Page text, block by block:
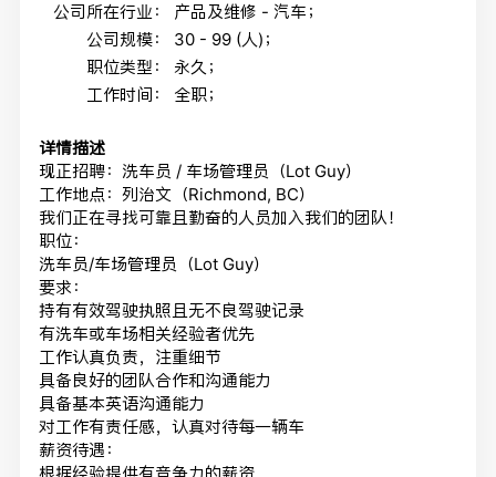
公司所在行业：
产品及维修 - 汽车；
公司规模：
30 - 99 (人)；
职位类型：
永久；
工作时间：
全职；
详情描述
现正招聘：洗车员 / 车场管理员（Lot Guy）
工作地点：列治文（Richmond, BC）
我们正在寻找可靠且勤奋的人员加入我们的团队！
职位：
洗车员/车场管理员（Lot Guy）
要求：
持有有效驾驶执照且无不良驾驶记录
有洗车或车场相关经验者优先
工作认真负责，注重细节
具备良好的团队合作和沟通能力
具备基本英语沟通能力
对工作有责任感，认真对待每一辆车
薪资待遇：